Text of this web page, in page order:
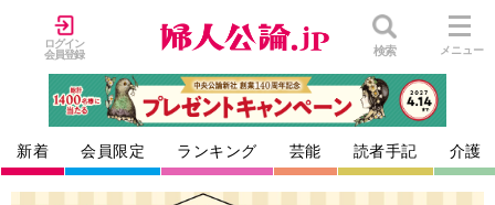
ログイン
会員登録
検索 メニュー
新着 会員限定 ランキング 芸能 読者手記 介護